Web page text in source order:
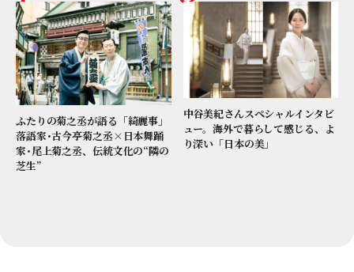
ふたりの菊之丞が語る「綺麗事」
落語家･古今亭菊之丞×日本舞踊
家･尾上菊之丞、伝統文化の“隣の
芝生”
中谷美紀さんスペシャルインタビ
ュー。海外で暮らして感じる、よ
り深い「日本の美」